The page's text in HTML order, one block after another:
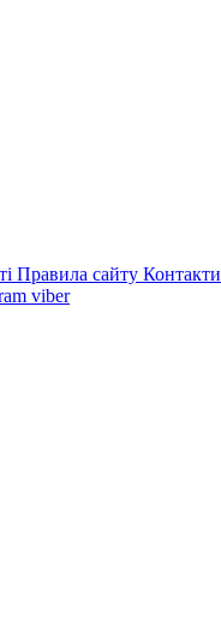
Правила сайту Контакти
viber